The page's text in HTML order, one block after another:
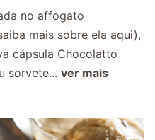
no affogato
mais sobre ela aqui),
cápsula Chocolatto
sorvete... ver mais